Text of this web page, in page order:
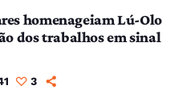
homenageiam Lú-Olo
dos trabalhos em sinal
3